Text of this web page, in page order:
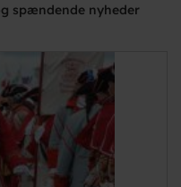
spændende nyheder